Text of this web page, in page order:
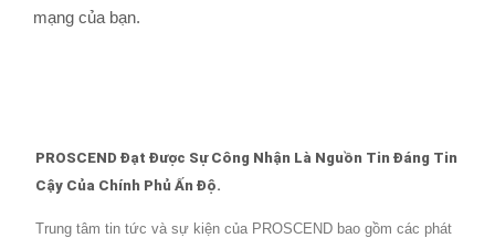
mạng của bạn.
PROSCEND Đạt Được Sự Công Nhận Là Nguồn Tin Đáng Tin
Cậy Của Chính Phủ Ấn Độ.
Trung tâm tin tức và sự kiện của PROSCEND bao gồm các phát